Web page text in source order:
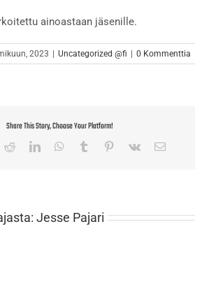
ainoastaan jäsenille.
2023 | Uncategorized @fi | 0 Kommenttia
Share This Story, Choose Your Platform!
RedditLinkedInWhatsApp
Tumblr Pinterest
Vk Sähköposti
Jesse Pajari